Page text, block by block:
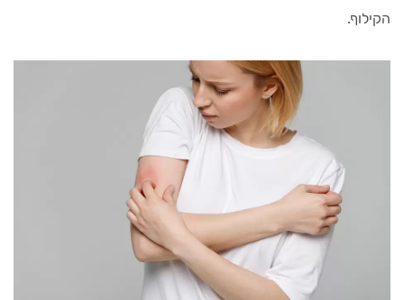
הקילוף.